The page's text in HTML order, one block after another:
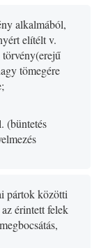
alkalmából,
elítélt v.
törvény(erejű
tömegére
(büntetés
pártok közötti
érintett felek